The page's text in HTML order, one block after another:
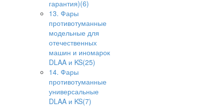
гарантия)(6)
13. Фары
противотуманные
модельные для
отечественных
машин и иномарок
DLAA и KS(25)
14. Фары
противотуманные
универсальные
DLAA и KS(7)